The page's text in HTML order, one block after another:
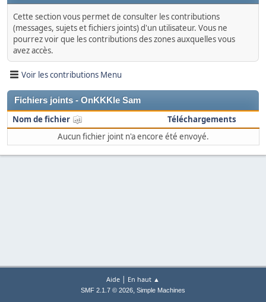
Cette section vous permet de consulter les contributions
(messages, sujets et fichiers joints) d'un utilisateur. Vous ne
pourrez voir que les contributions des zones auxquelles vous
avez accès.
Voir les contributions Menu
Fichiers joints - OnKKKle Sam
Nom de fichier
Téléchargements
Aucun fichier joint n'a encore été envoyé.
Aide | En haut ▲
SMF 2.1.7 © 2026, Simple Machines